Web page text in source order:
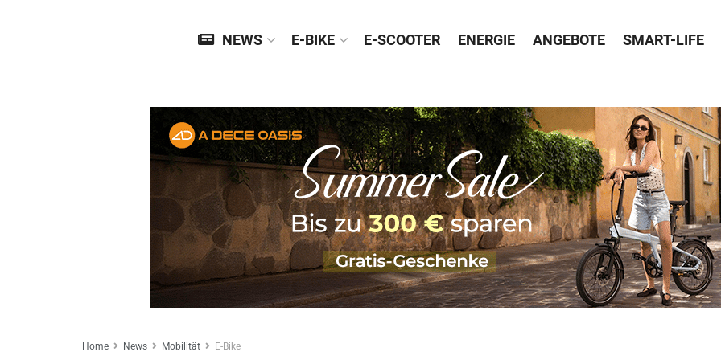
NEWS E-BIKE E-SCOOTER ENERGIE ANGEBOTE SMART-LIFE
Home News Mobilität E-Bike